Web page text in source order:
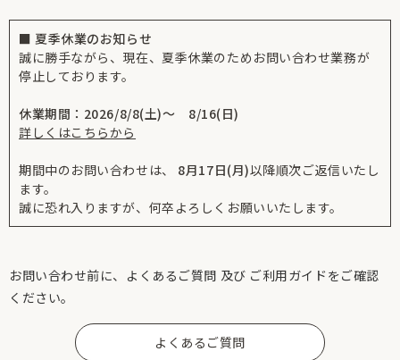
■ 夏季休業のお知らせ
誠に勝手ながら、現在、夏季休業のためお問い合わせ業務が
停止しております。
休業期間：2026/8/8(土)～ 8/16(日)
詳しくはこちらから
期間中のお問い合わせは、 8月17日(月)以降順次ご返信いたし
ます。
誠に恐れ入りますが、何卒よろしくお願いいたします。
お問い合わせ前に、よくあるご質問 及び ご利用ガイドをご確認
ください。
よくあるご質問